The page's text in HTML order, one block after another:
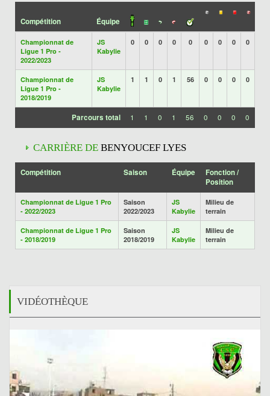
Compétition Équipe
Championnat de
Ligue 1 Pro -
2022/2023
JS
Kabylie
0 0 0 0 0 0 0 0 0
Championnat de
Ligue 1 Pro -
2018/2019
JS
Kabylie
1 1 0 1 56 0 0 0 0
Parcours total 1 1 0 1 56 0 0 0 0
CARRIÈRE DE BENYOUCEF LYES
Compétition Saison Équipe
Fonction /
Position
Championnat de Ligue 1 Pro
- 2022/2023
Saison
2022/2023
JS
Kabylie
Milieu de
terrain
Championnat de Ligue 1 Pro
- 2018/2019
Saison
2018/2019
JS
Kabylie
Milieu de
terrain
VIDÉOTHÈQUE